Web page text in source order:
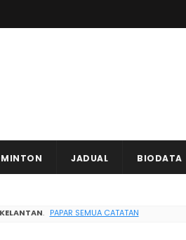
JADUAL BIODATA
KELANTAN. PAPAR SEMUA CATATAN